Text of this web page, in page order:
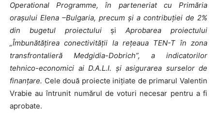
Operational Programme, în parteneriat cu Primăria
oraşului Elena –Bulgaria, precum şi a contribuţiei de 2%
din bugetul proiectuluișiAprobarea
proiectului
„Îmbunătăţirea conectivităţii la reţeaua TEN-T în zona
transfrontalieră Medgidia-Dobrich”, a indicatorilor
tehnico-economici ai D.A.L.I. şi asigurarea surselor de
finanţare. Cele două proiecte inițiate de primarul Valentin
Vrabie au întrunit numărul de voturi necesar pentru a fi
aprobate.